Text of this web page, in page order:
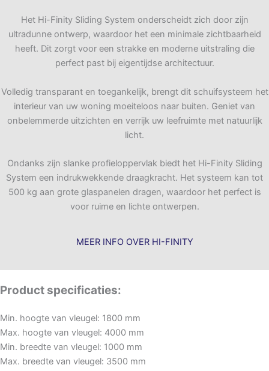
Het Hi-Finity Sliding System onderscheidt zich door zijn
ultradunne ontwerp, waardoor het een minimale zichtbaarheid
heeft. Dit zorgt voor een strakke en moderne uitstraling die
perfect past bij eigentijdse architectuur.
Volledig transparant en toegankelijk, brengt dit schuifsysteem het
interieur van uw woning moeiteloos naar buiten. Geniet van
onbelemmerde uitzichten en verrijk uw leefruimte met natuurlijk
licht.
Ondanks zijn slanke profieloppervlak biedt het Hi-Finity Sliding
System een indrukwekkende draagkracht. Het systeem kan tot
500 kg aan grote glaspanelen dragen, waardoor het perfect is
voor ruime en lichte ontwerpen.
MEER INFO OVER HI-FINITY
Product specificaties:
Min. hoogte van vleugel: 1800 mm
Max. hoogte van vleugel: 4000 mm
Min. breedte van vleugel: 1000 mm
Max. breedte van vleugel: 3500 mm